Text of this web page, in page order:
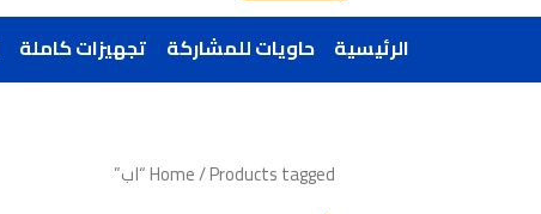
الرئيسية حاويات للمشاركة تجهيزات كاملة
Home/ Products tagged “اب”